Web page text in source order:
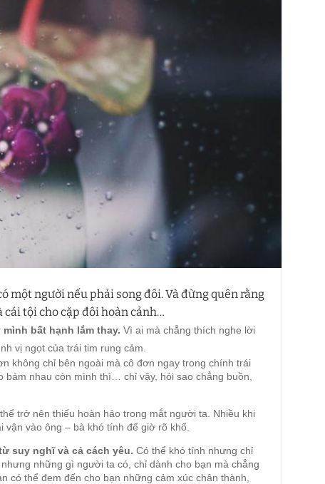
một người nếu phải song đôi. Và đừng quên rằng
tội cho cặp đôi hoàn cảnh…
bất hạnh lắm thay. Vì ai mà chẳng thích nghe lời
vị ngọt của trái tim rung cảm.
không chỉ bên ngoài mà cô đơn ngay trong chính trái
nhau còn mình thì… chỉ vậy, hỏi sao chẳng buồn,
trở nên thiếu hoàn hảo trong mắt người ta. Nhiều khi
vào ông – bà khó tính để giờ rõ khổ.
suy nghĩ và cả cách yêu. Có thể khó tính nhưng chỉ
những gì người ta có, chỉ dành cho bạn mà chẳng
thể đem đến cho bạn những cảm xúc chân thành,